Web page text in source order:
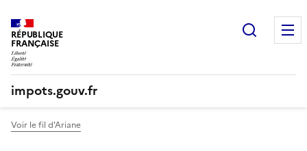
RÉPUBLIQUE
FRANÇAISE
impots.gouv.fr
Voir le fil d'Ariane